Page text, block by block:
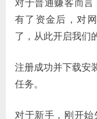
对于普通赚客而
有了资金后，对
了，从此开启我们
注册成功并下载安
任务。
对于新手，刚开